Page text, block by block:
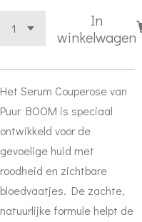
In
winkelwagen
Het Serum Couperose van
Puur BOOM is speciaal
ontwikkeld voor de
gevoelige huid met
roodheid en zichtbare
bloedvaatjes. De zachte,
natuurlijke formule helpt de